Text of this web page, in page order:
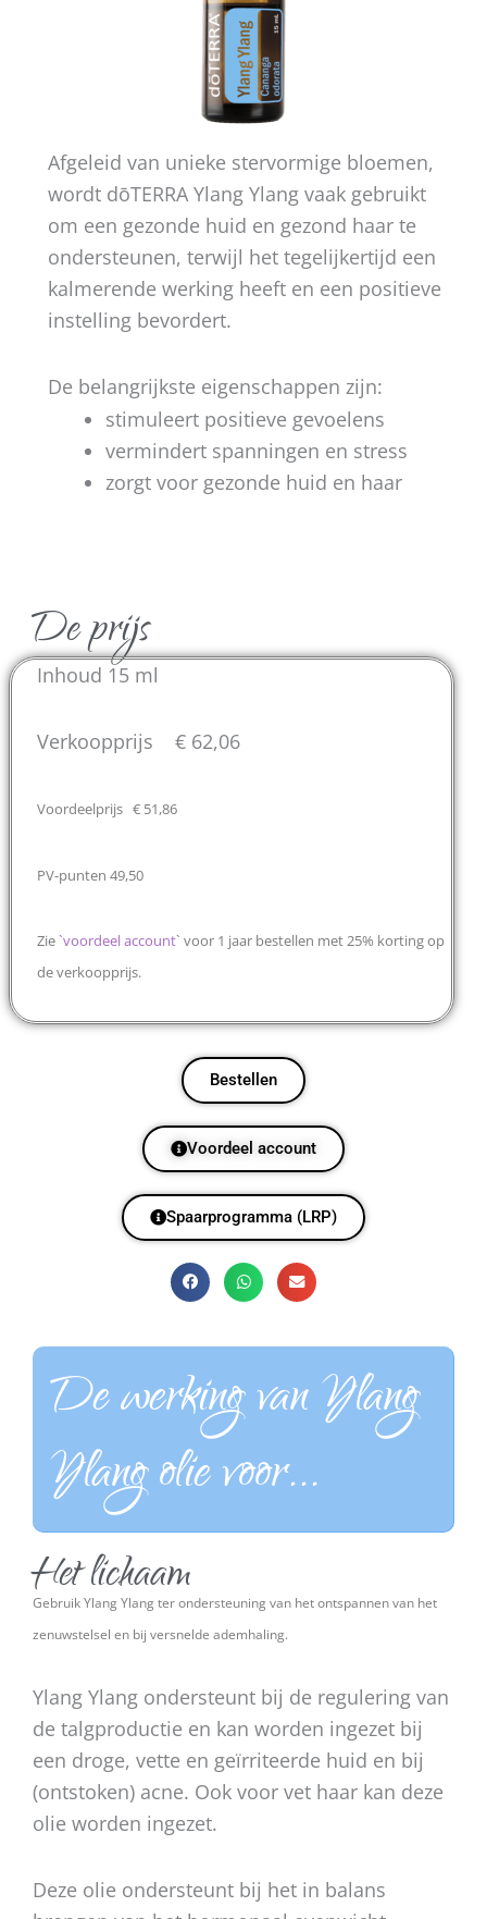
Afgeleid van unieke stervormige bloemen,
wordt dōTERRA Ylang Ylang vaak gebruikt
om een gezonde huid en gezond haar te
ondersteunen, terwijl het tegelijkertijd een
kalmerende werking heeft en een positieve
instelling bevordert.
De belangrijkste eigenschappen zijn:
stimuleert positieve gevoelens
vermindert spanningen en stress
zorgt voor gezonde huid en haar
De prijs
Inhoud 15 ml
Verkoopprijs € 62,06
Voordeelprijs € 51,86
PV-punten 49,50
Zie`voordeel account` voor 1 jaar bestellen met 25% korting op
de verkoopprijs.
Bestellen
Voordeel account
Spaarprogramma (LRP)
De werking van Ylang
Ylang olie voor...
Het lichaam
Gebruik Ylang Ylang ter ondersteuning van het ontspannen van het
zenuwstelsel en bij versnelde ademhaling.
Ylang Ylang ondersteunt bij de regulering van
de talgproductie en kan worden ingezet bij
een droge, vette en geïrriteerde huid en bij
(ontstoken) acne. Ook voor vet haar kan deze
olie worden ingezet.
Deze olie ondersteunt bij het in balans